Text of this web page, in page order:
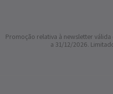
Promoção relativa à newsletter
a 31/12/2026.